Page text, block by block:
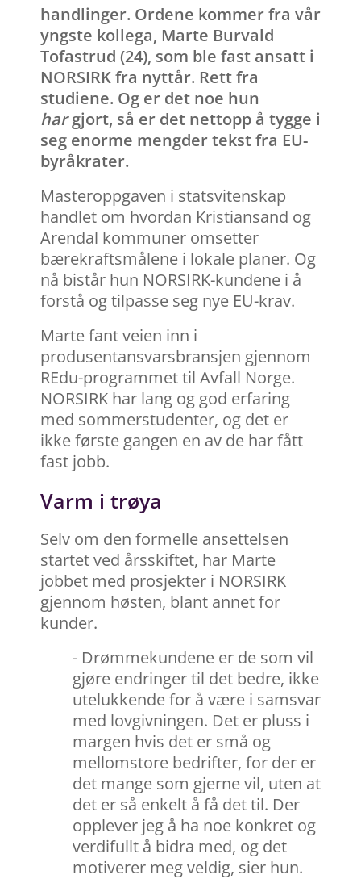
handlinger. Ordene kommer fra vår
yngste kollega, Marte Burvald
Tofastrud (24), som ble fast ansatt i
NORSIRK fra nyttår. Rett fra
studiene. Og er det noe hun
hargjort, så er det nettopp å tygge i
seg enorme mengder tekst fra EU-
byråkrater.
Masteroppgaven i statsvitenskap
handlet om hvordan Kristiansand og
Arendal kommuner omsetter
bærekraftsmålene i lokale planer. Og
nå bistår hun NORSIRK-kundene i å
forstå og tilpasse seg nye EU-krav.
Marte fant veien inn i
produsentansvarsbransjen gjennom
REdu-programmet til Avfall Norge.
NORSIRK har lang og god erfaring
med sommerstudenter, og det er
ikke første gangen en av de har fått
fast jobb.
Varm i trøya
Selv om den formelle ansettelsen
startet ved årsskiftet, har Marte
jobbet med prosjekter i NORSIRK
gjennom høsten, blant annet for
kunder.
- Drømmekundene er de som vil
gjøre endringer til det bedre, ikke
utelukkende for å være i samsvar
med lovgivningen. Det er pluss i
margen hvis det er små og
mellomstore bedrifter, for der er
det mange som gjerne vil, uten at
det er så enkelt å få det til. Der
opplever jeg å ha noe konkret og
verdifullt å bidra med, og det
motiverer meg veldig, sier hun.